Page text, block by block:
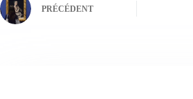
PRÉCÉDENT